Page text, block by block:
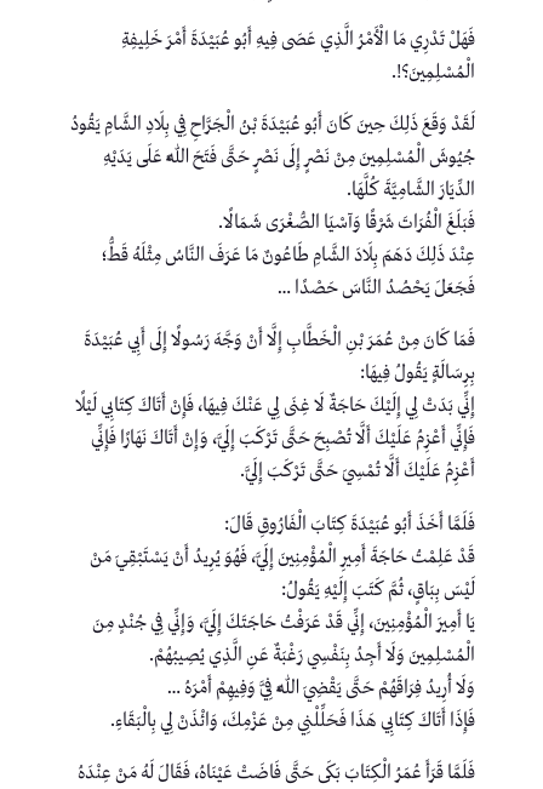
فَهَلْ تَدْرِي مَا الْأَمْرُ الَّذِي عَصَى فِيهِ أَبُو عُبَيْدَةَ أَمْرَ خَلِيفِةِ
الْمُسْلِمِينَ؟!.
لَقَدْ وَقَعَ ذَلِكَ حِينَ كَانَ أَبُو عُبَيْدَةَ بْنُ الْجَرَّاحِ فِي بِلَادِ الشَّامِ يَقُودُ
جُيُوشَ الْمُسْلِمِينَ مِنْ نَصْرٍ إِلَى نَصْرٍ حَتَّى فَتَحَ اللَّهُ عَلَى يَدَيْهِ
الدِّيَارَ الشَّامِيَّةَ كُلَّهَا.
فَبَلَغَ الْفُرَاتَ شَرْقًا وَآسْيَا الصُّغْرَى شَمَالًا.
عِنْدَ ذَلِكَ دَهَمَ بِلَادَ الشَّامِ طَاعُونٌ مَا عَرَفَ النَّاسُ مِثْلَهُ قَطُّ؛
فَجَعَلَ يَحْصُدُ النَّاسَ حَصْدًا …
فَمَا كَانَ مِنْ عُمَرَ بْنِ الْخَطَّابِ إِلَّا أَنْ وَجَّهَ رَسُولًا إِلَى أَبِي عُبَيْدَةَ
بِرِسَالَةٍ يَقُولُ فِيهَا:
إِنِّي بَدَتْ لِي إِلَيْكَ حَاجَةٌ لَا غِنَى لِي عَنْكَ فِيهَا، فَإِنْ أَتَاكَ كِتَابِي لَيْلًا
فَإِنِّي أَعْزِمُ عَلَيْكَ أَلَّا تُصْبِحَ حَتَّى تَرْكَبَ إِلَيَّ، وَإِنْ أَتَاكَ نَهَارًا فَإِنِّي
أَعْزِمُ عَلَيْكَ أَلَّا تُمْسِيَ حَتَّى تَرْكَبَ إِلَيَّ.
فَلَمَّا أَخَذَ أَبُو عُبَيْدَةَ كِتَابَ الْفَارُوقِ قَالَ:
قَدْ عَلِمْتُ حَاجَةَ أَمِيرِ الْمُؤْمِنِينَ إِلَيَّ، فَهُوَ يُرِيدُ أَنْ يَسْتَبْقِيَ مَنْ
لَيْسَ بِبَاقٍ، ثُمَّ كَتَبَ إِلَيْهِ يَقُولُ:
يَا أَمِيرَ الْمُؤْمِنِينَ، إِنِّي قَدْ عَرَفْتُ حَاجَتَكَ إِلَيَّ، وَإِنِّي فِي جُنْدٍ مِنَ
الْمُسْلِمِينَ وَلَا أَجِدُ بِنَفْسِي رَغْبَةٌ عَنِ الَّذِي يُصِيبُهُمْ.
وَلَا أُرِيدُ فِرَاقَهُمْ حَتَّى يَقْضِيَ اللَّهُ فِيَّ وَفِيهِمْ أَمْرَهُ …
فَإِذَا أَتَاكَ كِتَابِي هَذَا فَحَلِّلْنِي مِنْ عَزْمِكَ، وَائْذَنْ لِي بِالْبَقَاءِ.
فَلَمَّا قَرَأَ عُمَرُ الْكِتَابَ بَكَى حَتَّى فَاضَتْ عَيْنَاهُ، فَقَالَ لَهُ مَنْ عِنْدَهُ